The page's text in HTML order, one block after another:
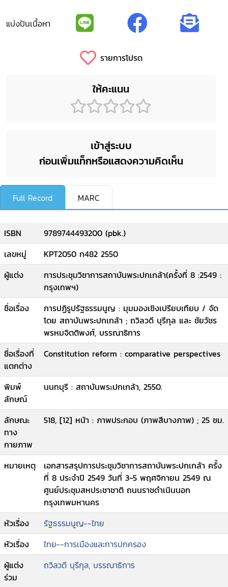
แบ่งปันเนื้อหา
รายการโปรด
ให้คะแนน
เข้าสู่ระบบ
ก่อนเพิ่มแท็กหรือแสดงความคิดเห็น
Full Record MARC
ISBN
9789744493200 (pbk.)
เลขหมู่
KPT2050 ก482 2550
ผู้แต่ง
การประชุมวิชาการสถาบันพระปกเกล้า(ครั้งที่ 8 :2549 :
กรุงเทพฯ)
ชื่อเรื่อง
การปฏิรูปรัฐธรรมนูญ : มุมมองเชิงเปรียบเทียบ / จัด
โดย สถาบันพระปกเกล้า ; ถวิลวดี บุรีกุล และ ชัยวัชร
พรหมจิตติพงศ์, บรรณาธิการ
ชื่อเรื่องที่
แตกต่าง
Constitution reform : comparative perspectives
พิมพ์
ลักษณ์
นนทบุรี : สถาบันพระปกเกล้า, 2550.
ลักษณะ
ทาง
กายภาพ
518, [12] หน้า : ภาพประกอบ (ภาพสีบางภาพ) ; 25 ซม.
หมายเหตุ
เอกสารสรุปการประชุมวิชาการสถาบันพระปกเกล้า ครั้ง
ที่ 8 ประจำปี 2549 วันที่ 3-5 พฤศจิกายน 2549 ณ
ศูนย์ประชุมสหประชาชาติ ถนนราชดำเนินนอก
กรุงเทพมหานคร
หัวเรื่อง
รัฐธรรมนูญ--ไทย
หัวเรื่อง
ไทย--การเมืองและการปกครอง
ผู้แต่ง
ร่วม
ถวิลวดี บุรีกุล, บรรณาธิการ